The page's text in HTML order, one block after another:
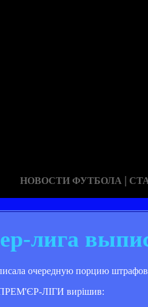
НОВОСТИ ФУТБОЛА |
лига
ПРЕМ'ЄР-ЛІГИ вирішив: